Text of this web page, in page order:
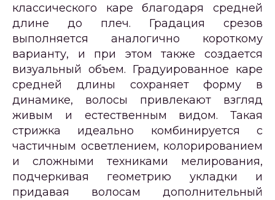
классического каре благодаря средней
длине до плеч. Градация срезов
выполняется аналогично короткому
варианту, и при этом также создается
визуальный объем. Градуированное каре
средней длины сохраняет форму в
динамике, волосы привлекают взгляд
живым и естественным видом. Такая
стрижка идеально комбинируется с
частичным осветлением, колорированием
и сложными техниками мелирования,
подчеркивая геометрию укладки и
придавая волосам дополнительный